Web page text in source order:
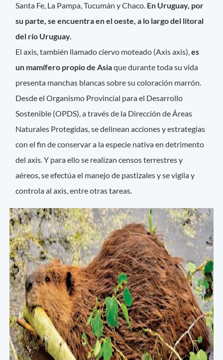
Santa Fe, La Pampa, Tucumán y Chaco. En Uruguay, por
su parte, se encuentra en el oeste, a lo largo del litoral
del río Uruguay.
El axis, también llamado ciervo moteado (Axis axis),es
un mamífero propio de Asiaque durante toda su vida
presenta manchas blancas sobre su coloración marrón.
Desde el Organismo Provincial para el Desarrollo
Sostenible (OPDS), a través de la Dirección de Áreas
Naturales Protegidas, se delinean acciones y estrategias
con el fin de conservar a la especie nativa en detrimento
del axis. Y para ello se realizan censos terrestres y
aéreos, se efectúa el manejo de pastizales y se vigila y
controla al axis, entre otras tareas.